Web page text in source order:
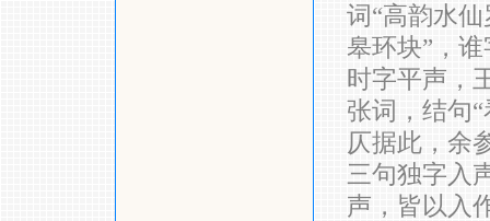
词“高韵水
皋环块”，
时字平声，
张词，结句
仄据此，余
三句独字入
声，皆以入